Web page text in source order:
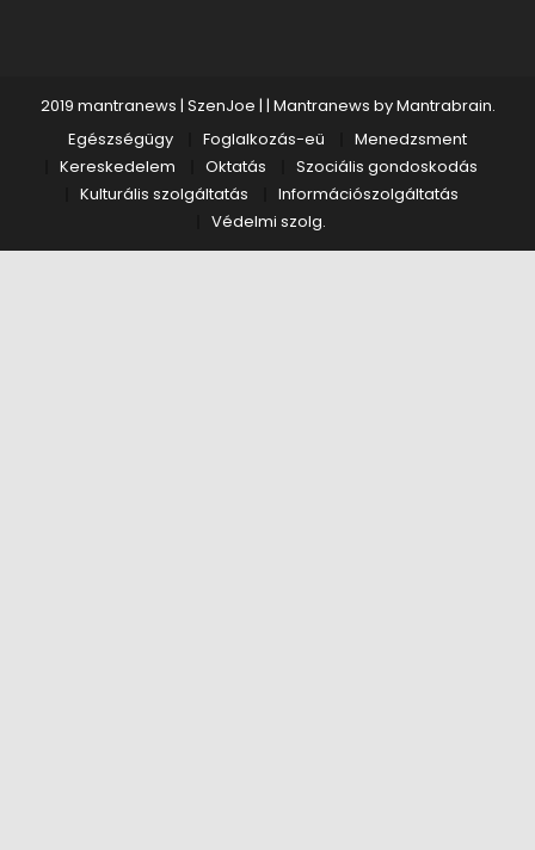
2019 mantranews | SzenJoe | | Mantranews byMantrabrain.
Egészségügy
Foglalkozás-eü
Menedzsment
Kereskedelem
Oktatás
Szociális gondoskodás
Kulturális szolgáltatás
Információszolgáltatás
Védelmi szolg.